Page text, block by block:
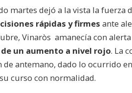
martes dejó a la vista la fuerza
rápidas y firmes ante
Vinaròs amanecía con
un aumento a nivel rojo. La
antemano, dado lo ocurrido
curso con normalidad.